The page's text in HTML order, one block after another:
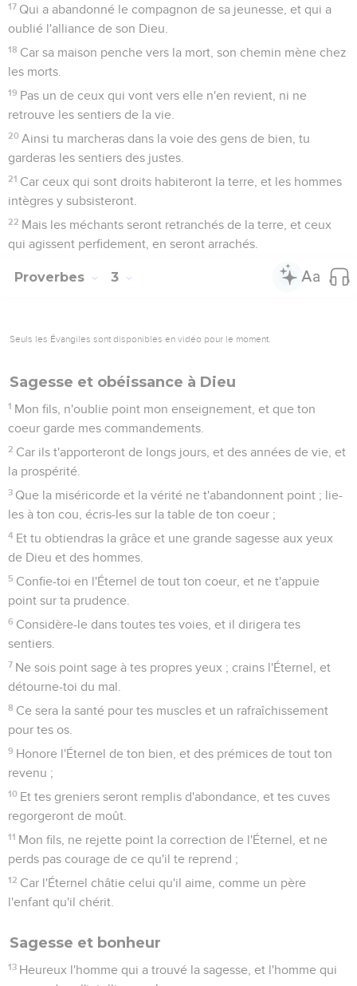
17 Qui a abandonné le compagnon de sa jeunesse, et qui a
oublié l'alliance de son Dieu.
18 Car sa maison penche vers la mort, son chemin mène chez
les morts.
19 Pas un de ceux qui vont vers elle n'en revient, ni ne
retrouve les sentiers de la vie.
20 Ainsi tu marcheras dans la voie des gens de bien, tu
garderas les sentiers des justes.
21 Car ceux qui sont droits habiteront la terre, et les hommes
intègres y subsisteront.
22 Mais les méchants seront retranchés de la terre, et ceux
qui agissent perfidement, en seront arrachés.
Proverbes 3
Seuls les Évangiles sont disponibles en vidéo pour le moment.
Sagesse et obéissance à Dieu
1 Mon fils, n'oublie point mon enseignement, et que ton
coeur garde mes commandements.
2 Car ils t'apporteront de longs jours, et des années de vie, et
la prospérité.
3 Que la miséricorde et la vérité ne t'abandonnent point ; lie-
les à ton cou, écris-les sur la table de ton coeur ;
4 Et tu obtiendras la grâce et une grande sagesse aux yeux
de Dieu et des hommes.
5 Confie-toi en l'Éternel de tout ton coeur, et ne t'appuie
point sur ta prudence.
6 Considère-le dans toutes tes voies, et il dirigera tes
sentiers.
7 Ne sois point sage à tes propres yeux ; crains l'Éternel, et
détourne-toi du mal.
8 Ce sera la santé pour tes muscles et un rafraîchissement
pour tes os.
9 Honore l'Éternel de ton bien, et des prémices de tout ton
revenu ;
10 Et tes greniers seront remplis d'abondance, et tes cuves
regorgeront de moût.
11 Mon fils, ne rejette point la correction de l'Éternel, et ne
perds pas courage de ce qu'il te reprend ;
12 Car l'Éternel châtie celui qu'il aime, comme un père
l'enfant qu'il chérit.
Sagesse et bonheur
13 Heureux l'homme qui a trouvé la sagesse, et l'homme qui